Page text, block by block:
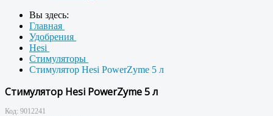
Вы здесь:
Главная
Удобрения
Hesi
Стимуляторы
Стимулятор Hesi PowerZyme 5 л
Стимулятор Hesi PowerZyme 5 л
Код: 9012241